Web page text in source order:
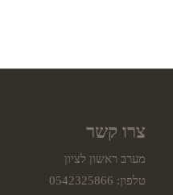
צרו קשר
מערב ראשון לציון
טלפון: 0542325866